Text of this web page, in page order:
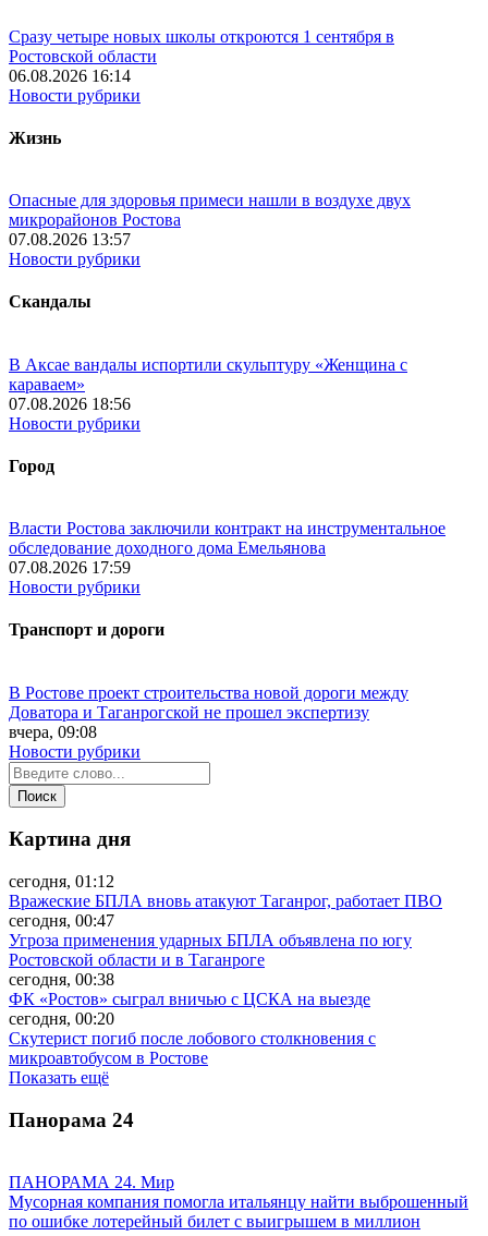
Сразу четыре новых школы откроются 1 сентября в
Ростовской области
06.08.2026 16:14
Новости рубрики
Жизнь
Опасные для здоровья примеси нашли в воздухе двух
микрорайонов Ростова
07.08.2026 13:57
Новости рубрики
Скандалы
В Аксае вандалы испортили скульптуру «Женщина с
караваем»
07.08.2026 18:56
Новости рубрики
Город
Власти Ростова заключили контракт на инструментальное
обследование доходного дома Емельянова
07.08.2026 17:59
Новости рубрики
Транспорт и дороги
В Ростове проект строительства новой дороги между
Доватора и Таганрогской не прошел экспертизу
вчера, 09:08
Новости рубрики
Картина дня
сегодня, 01:12
Вражеские БПЛА вновь атакуют Таганрог, работает ПВО
сегодня, 00:47
Угроза применения ударных БПЛА объявлена по югу
Ростовской области и в Таганроге
сегодня, 00:38
ФК «Ростов» сыграл вничью с ЦСКА на выезде
сегодня, 00:20
Скутерист погиб после лобового столкновения с
микроавтобусом в Ростове
Показать ещё
Панорама 24
ПАНОРАМА 24. Мир
Мусорная компания помогла итальянцу найти выброшенный
по ошибке лотерейный билет с выигрышем в миллион